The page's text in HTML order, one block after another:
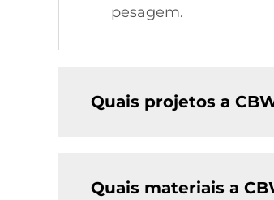
pesagem.
Quais projetos a
Quais materiais a